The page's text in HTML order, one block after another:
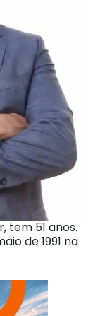
tem 51 anos.
de 1991 na